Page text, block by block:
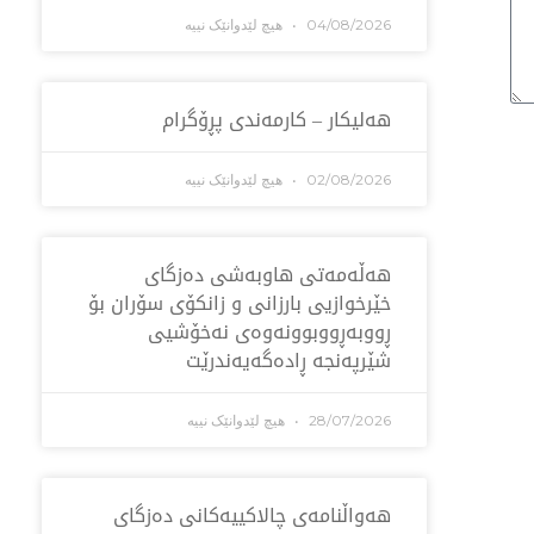
04/08/2026 هیچ لێدوانێک نییە
هەلیکار – کارمەندی پڕۆگرام
02/08/2026 هیچ لێدوانێک نییە
هه‌ڵه‌مه‌تی هاو‌به‌شی ده‌زگای
خێرخوازیی بارزانی و زانكۆی سۆران بۆ
ڕووبه‌ڕووبوونه‌وه‌ی نه‌خۆشیی
شێرپه‌نجه‌ ڕاده‌گه‌یه‌ندرێت
28/07/2026 هیچ لێدوانێک نییە
هەواڵنامەی چالاکییەکانی دەزگای